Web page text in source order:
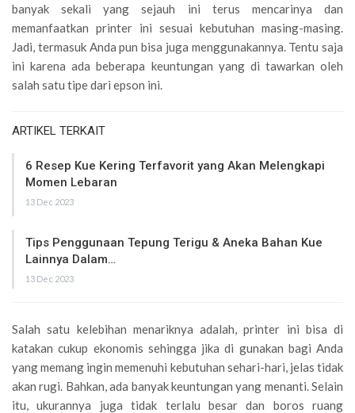
banyak sekali yang sejauh ini terus mencarinya dan
memanfaatkan printer ini sesuai kebutuhan masing-masing.
Jadi, termasuk Anda pun bisa juga menggunakannya. Tentu saja
ini karena ada beberapa keuntungan yang di tawarkan oleh
salah satu tipe dari epson ini.
ARTIKEL TERKAIT
6 Resep Kue Kering Terfavorit yang Akan Melengkapi
Momen Lebaran
13 Dec 2023
Tips Penggunaan Tepung Terigu & Aneka Bahan Kue
Lainnya Dalam…
13 Dec 2023
Salah satu kelebihan menariknya adalah, printer ini bisa di
katakan cukup ekonomis sehingga jika di gunakan bagi Anda
yang memang ingin memenuhi kebutuhan sehari-hari, jelas tidak
akan rugi. Bahkan, ada banyak keuntungan yang menanti. Selain
itu, ukurannya juga tidak terlalu besar dan boros ruang